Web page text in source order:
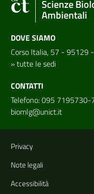
Scienze
Ambientali
DOVE SIAMO
Corso Italia, 57 - 95129
»tutte le sedi
CONTATTI
Telefono: 095 7195730-
biomlg@unict.it
Link e
Privacy
Note legali
Accessibilità